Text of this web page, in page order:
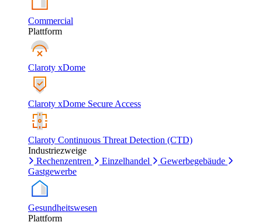
Commercial
Plattform
Claroty xDome
Claroty xDome Secure Access
Claroty Continuous Threat Detection (CTD)
Industriezweige
Rechenzentren
Einzelhandel
Gewerbegebäude
Gastgewerbe
Gesundheitswesen
Plattform